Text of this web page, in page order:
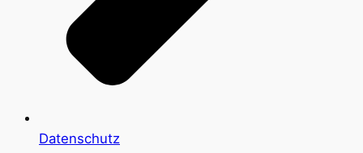
Datenschutz